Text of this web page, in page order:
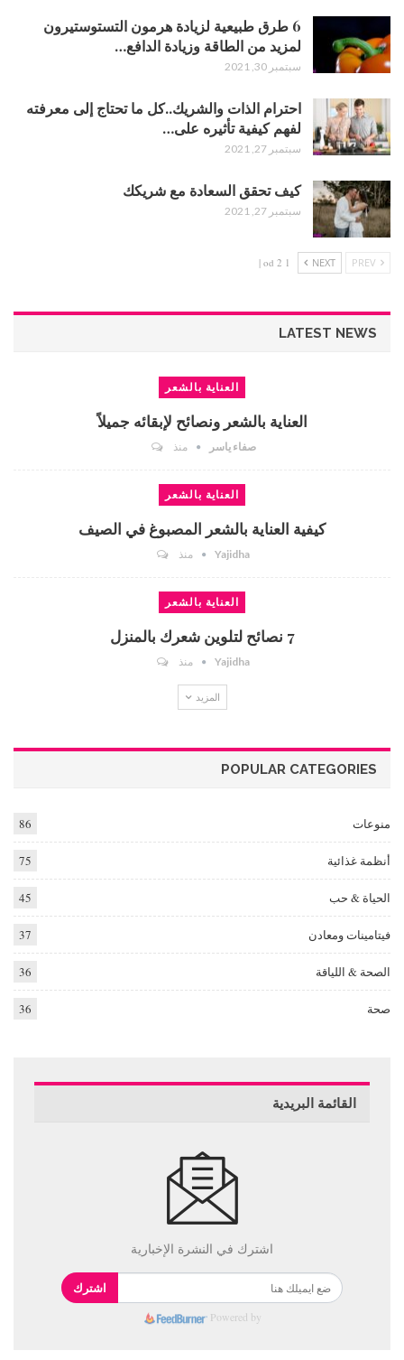
6 طرق طبيعية لزيادة هرمون التستوستيرون
لمزيد من الطاقة وزيادة الدافع…
سبتمبر 30, 2021
احترام الذات والشريك..كل ما تحتاج إلى معرفته
لفهم كيفية تأثيره على…
سبتمبر 27, 2021
كيف تحقق السعادة مع شريكك
سبتمبر 27, 2021
NEXT
1 od 2 |
LATEST NEWS
العناية بالشعر
العناية بالشعر ونصائح لإبقائه جميلاً
صفاء ياسر منذ
العناية بالشعر
كيفية العناية بالشعر المصبوغ في الصيف
Yajidha منذ
العناية بالشعر
7 نصائح لتلوين شعرك بالمنزل
Yajidha منذ
المزيد
POPULAR CATEGORIES
منوعات 86
أنظمة غذائية 75
الحياة & حب 45
فيتامينات ومعادن 37
الصحة & اللياقة 36
صحة 36
القائمة البريدية
اشترك في النشرة الإخبارية
اشترك
Powered by